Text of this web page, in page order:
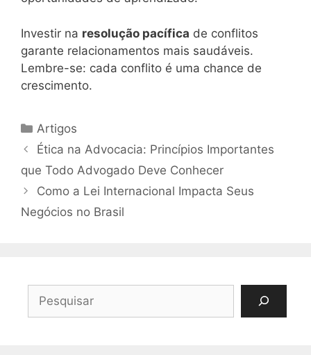
Investir na resolução pacífica de conflitos
garante relacionamentos mais saudáveis.
Lembre-se: cada conflito é uma chance de
crescimento.
Categorias
Artigos
Ética na Advocacia: Princípios Importantes
que Todo Advogado Deve Conhecer
Como a Lei Internacional Impacta Seus
Negócios no Brasil